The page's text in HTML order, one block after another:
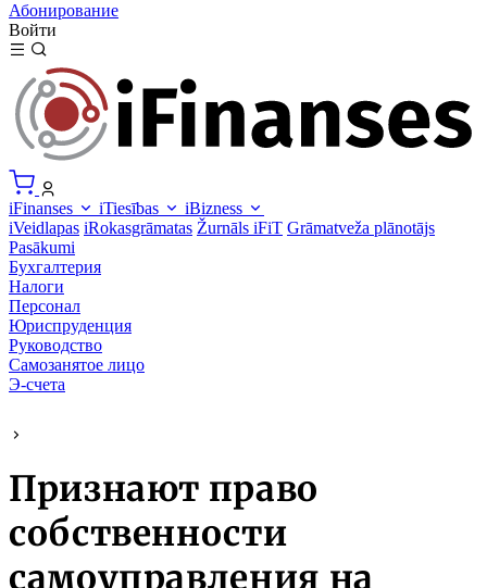
Абонирование
Войти
iFinanses iTiesības
iBizness
iVeidlapas iRokasgrāmatas Žurnāls iFiT Grāmatveža plānotājs
Pasākumi
Бухгалтерия
Налоги
Персонал
Юриспруденция
Руководство
Самозанятое лицо
Э-счета
Признают право
собственности
самоуправления на